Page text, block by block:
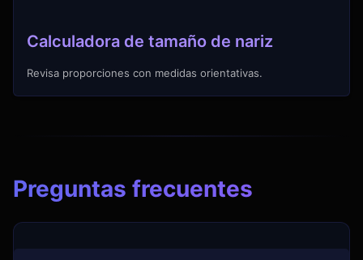
Calculadora de tamaño de nariz
Revisa proporciones con medidas orientativas.
Preguntas frecuentes